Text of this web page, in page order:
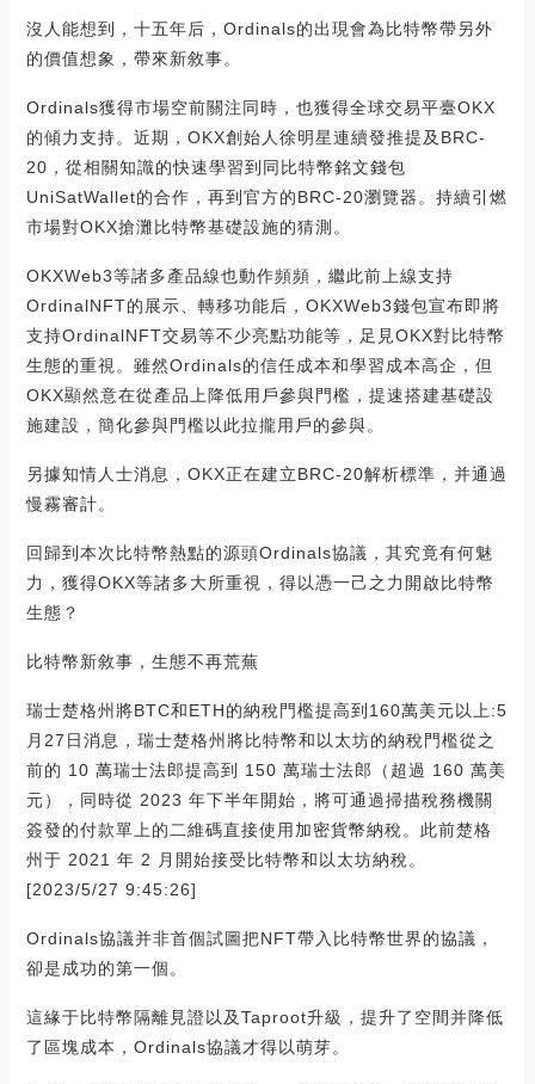
沒人能想到，十五年后，Ordinals的出現會為比特幣帶另外
的價值想象，帶來新敘事。
Ordinals獲得市場空前關注同時，也獲得全球交易平臺OKX
的傾力支持。近期，OKX創始人徐明星連續發推提及BRC-
20，從相關知識的快速學習到同比特幣銘文錢包
UniSatWallet的合作，再到官方的BRC-20瀏覽器。持續引燃
市場對OKX搶灘比特幣基礎設施的猜測。
OKXWeb3等諸多產品線也動作頻頻，繼此前上線支持
OrdinalNFT的展示、轉移功能后，OKXWeb3錢包宣布即將
支持OrdinalNFT交易等不少亮點功能等，足見OKX對比特幣
生態的重視。雖然Ordinals的信任成本和學習成本高企，但
OKX顯然意在從產品上降低用戶參與門檻，提速搭建基礎設
施建設，簡化參與門檻以此拉攏用戶的參與。
另據知情人士消息，OKX正在建立BRC-20解析標準，并通過
慢霧審計。
回歸到本次比特幣熱點的源頭Ordinals協議，其究竟有何魅
力，獲得OKX等諸多大所重視，得以憑一己之力開啟比特幣
生態？
比特幣新敘事，生態不再荒蕪
瑞士楚格州將BTC和ETH的納稅門檻提高到160萬美元以上:5
月27日消息，瑞士楚格州將比特幣和以太坊的納稅門檻從之
前的 10 萬瑞士法郎提高到 150 萬瑞士法郎（超過 160 萬美
元），同時從 2023 年下半年開始，將可通過掃描稅務機關
簽發的付款單上的二維碼直接使用加密貨幣納稅。此前楚格
州于 2021 年 2 月開始接受比特幣和以太坊納稅。
[2023/5/27 9:45:26]
Ordinals協議并非首個試圖把NFT帶入比特幣世界的協議，
卻是成功的第一個。
這緣于比特幣隔離見證以及Taproot升級，提升了空間并降低
了區塊成本，Ordinals協議才得以萌芽。